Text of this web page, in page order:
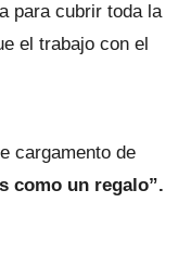
para cubrir toda la
el trabajo con el
cargamento de
como un regalo”.